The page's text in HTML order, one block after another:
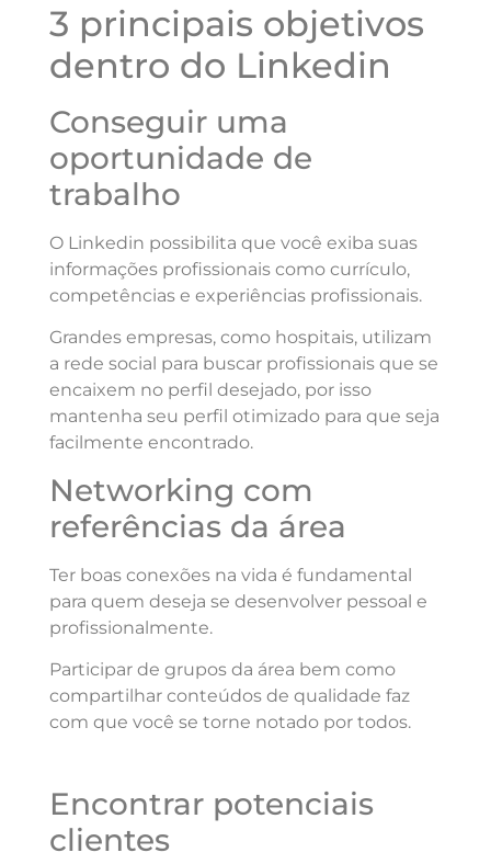
3 principais objetivos
dentro do Linkedin
Conseguir uma
oportunidade de
trabalho
O Linkedin possibilita que você exiba suas
informações profissionais como currículo,
competências e experiências profissionais.
Grandes empresas, como hospitais, utilizam
a rede social para buscar profissionais que se
encaixem no perfil desejado, por isso
mantenha seu perfil otimizado para que seja
facilmente encontrado.
Networking com
referências da área
Ter boas conexões na vida é fundamental
para quem deseja se desenvolver pessoal e
profissionalmente.
Participar de grupos da área bem como
compartilhar conteúdos de qualidade faz
com que você se torne notado por todos.
Encontrar potenciais
clientes